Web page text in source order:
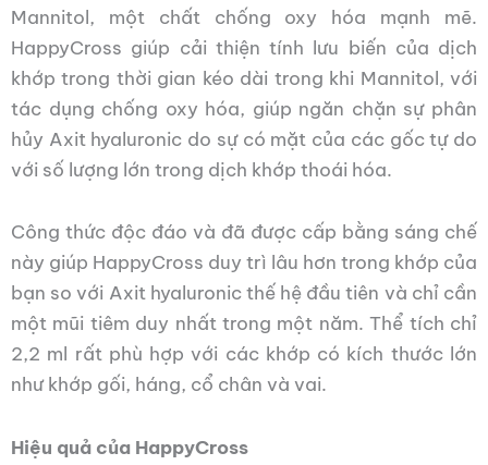
Mannitol, một chất chống oxy hóa mạnh mẽ.
HappyCross giúp cải thiện tính lưu biến của dịch
khớp trong thời gian kéo dài trong khi Mannitol, với
tác dụng chống oxy hóa, giúp ngăn chặn sự phân
hủy Axit hyaluronic do sự có mặt của các gốc tự do
với số lượng lớn trong dịch khớp thoái hóa.
Công thức độc đáo và đã được cấp bằng sáng chế
này giúp HappyCross duy trì lâu hơn trong khớp của
bạn so với Axit hyaluronic thế hệ đầu tiên và chỉ cần
một mũi tiêm duy nhất trong một năm. Thể tích chỉ
2,2 ml rất phù hợp với các khớp có kích thước lớn
nhưkhớp gối, háng, cổ chân và vai.
Hiệu quả của HappyCross